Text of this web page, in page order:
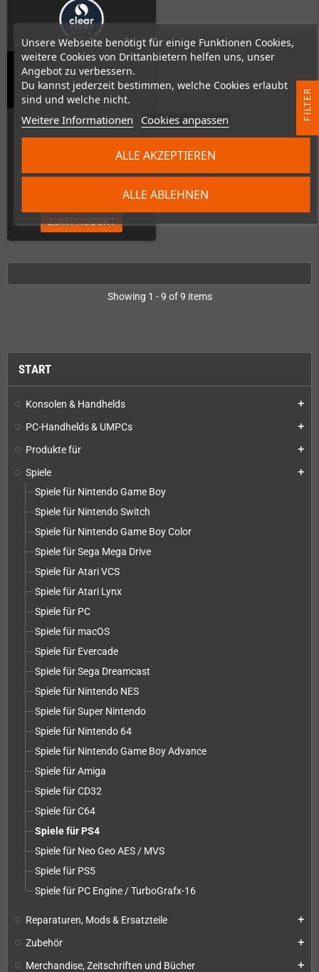
Unsere Webseite benötigt für einige Funktionen Cookies,
weitere Cookies von Drittanbietern helfen uns, unser
Angebot zu verbessern.
Du kannst jederzeit bestimmen, welche Cookies erlaubt
sind und welche nicht.
Weitere Informationen Cookies anpassen
ALLE ABLEHNEN
ALLE AKZEPTIEREN
START
Konsolen & Handhelds add
PC-Handhelds & UMPCs add
Produkte für add
Spiele add
Spiele für Nintendo Game Boy
Spiele für Nintendo Switch
Spiele für Nintendo Game Boy Color
Spiele für Sega Mega Drive
Spiele für Atari VCS
Spiele für Atari Lynx
Spiele für PC
Spiele für macOS
Spiele für Evercade
Spiele für Sega Dreamcast
Spiele für Nintendo NES
Spiele für Super Nintendo
Spiele für Nintendo 64
Spiele für Nintendo Game Boy Advance
Spiele für Amiga
Spiele für CD32
Spiele für C64
Spiele für PS4
Spiele für Neo Geo AES / MVS
Spiele für PS5
Spiele für PC Engine / TurboGrafx-16
Reparaturen, Mods & Ersatzteile add
Zubehör add
Merchandise, Zeitschriften und Bücher add
Ender Magnolia Deluxe Edition
(PS4)
Nicht auf Lager
ZUM PRODUKT
Showing 1 - 9 of 9 items
R